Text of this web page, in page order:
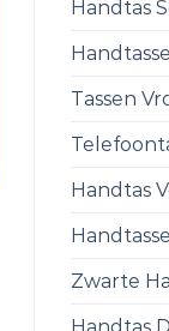
Handtas
Tassen
Handtas
Zwarte